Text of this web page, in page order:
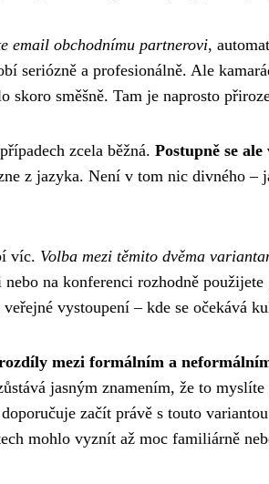
email obchodnímu partnerovi,
seriózně a profesionálně. Ale
skoro směšně. Tam je naprosto
zcela běžná. Postupně se
z jazyka. Není v tom nic divného
víc. Volba mezi těmito dvěma
na konferenci rozhodně
vystoupení – kde se očekává
rozdíly mezi formálním a
jasným znamením, že to
začít právě s touto
mohlo vyznít až moc familiárně